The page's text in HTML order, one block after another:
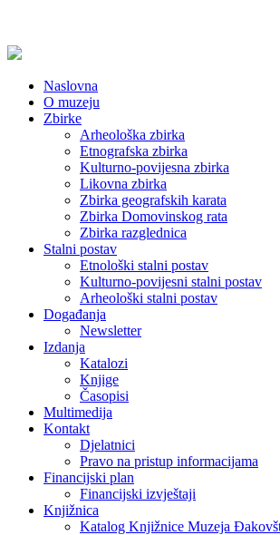
Naslovna
O muzeju
Zbirke
Arheološka zbirka
Etnografska zbirka
Kulturno-povijesna zbirka
Likovna zbirka
Zbirka geografskih karata
Zbirka Domovinskog rata
Zbirka razglednica
Stalni postav
Etnološki stalni postav
Kulturno-povijesni stalni postav
Arheološki stalni postav
Događanja
Newsletter
Izdanja
Katalozi
Knjige
Časopisi
Multimedija
Kontakt
Djelatnici
Pravo na pristup informacijama
Financijski plan
Financijski izvještaji
Knjižnica
Katalog Knjižnice Muzeja